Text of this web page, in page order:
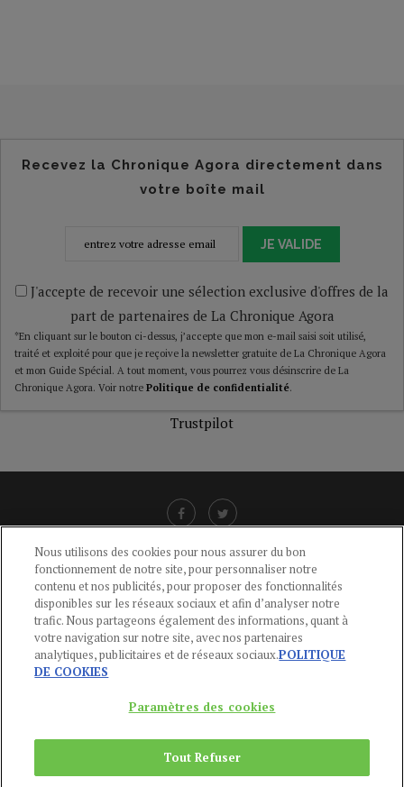
Recevez la Chronique Agora directement dans
votre boîte mail
JE VALIDE
J'accepte de recevoir une sélection exclusive d'offres de la
part de partenaires de La Chronique Agora
*En cliquant sur le bouton ci-dessus, j’accepte que mon e-mail saisi soit utilisé,
traité et exploité pour que je reçoive la newsletter gratuite de La Chronique Agora
et mon Guide Spécial. A tout moment, vous pourrez vous désinscrire de La
Chronique Agora. Voir notre Politique de confidentialité.
Trustpilot
LIENS UTILES
CGU-POLITIQUE DE CONFIDENTIALITÉ -POLITIQUE DES COOKIES
MENTIONS LÉGALES -AIDE
CONTACT
Du Lundi au Vendredi, 9h-13h et 14h-17h
Copyright © 2024Publications Agora
Nous utilisons des cookies pour nous assurer du bon
fonctionnement de notre site, pour personnaliser notre
contenu et nos publicités, pour proposer des fonctionnalités
disponibles sur les réseaux sociaux et afin d’analyser notre
trafic. Nous partageons également des informations, quant à
votre navigation sur notre site, avec nos partenaires
analytiques, publicitaires et de réseaux sociaux.POLITIQUE
DE COOKIES
Paramètres des cookies
Tout Refuser